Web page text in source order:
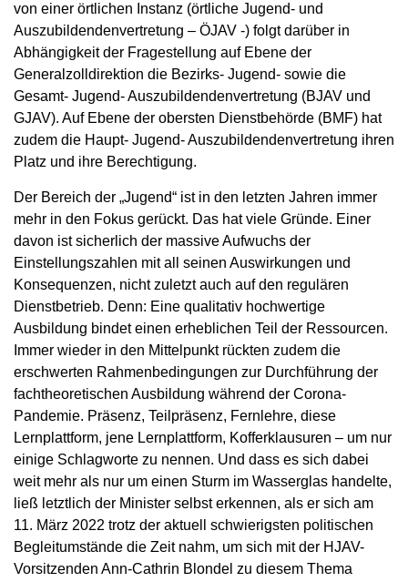
von einer örtlichen Instanz (örtliche Jugend- und
Auszubildendenvertretung – ÖJAV -) folgt darüber in
Abhängigkeit der Fragestellung auf Ebene der
Generalzolldirektion die Bezirks- Jugend- sowie die
Gesamt- Jugend- Auszubildendenvertretung (BJAV und
GJAV). Auf Ebene der obersten Dienstbehörde (BMF) hat
zudem die Haupt- Jugend- Auszubildendenvertretung ihren
Platz und ihre Berechtigung.
Der Bereich der „Jugend“ ist in den letzten Jahren immer
mehr in den Fokus gerückt. Das hat viele Gründe. Einer
davon ist sicherlich der massive Aufwuchs der
Einstellungszahlen mit all seinen Auswirkungen und
Konsequenzen, nicht zuletzt auch auf den regulären
Dienstbetrieb. Denn: Eine qualitativ hochwertige
Ausbildung bindet einen erheblichen Teil der Ressourcen.
Immer wieder in den Mittelpunkt rückten zudem die
erschwerten Rahmenbedingungen zur Durchführung der
fachtheoretischen Ausbildung während der Corona-
Pandemie. Präsenz, Teilpräsenz, Fernlehre, diese
Lernplattform, jene Lernplattform, Kofferklausuren – um nur
einige Schlagworte zu nennen. Und dass es sich dabei
weit mehr als nur um einen Sturm im Wasserglas handelte,
ließ letztlich der Minister selbst erkennen, als er sich am
11. März 2022 trotz der aktuell schwierigsten politischen
Begleitumstände die Zeit nahm, um sich mit der HJAV-
Vorsitzenden Ann-Cathrin Blondel zu diesem Thema